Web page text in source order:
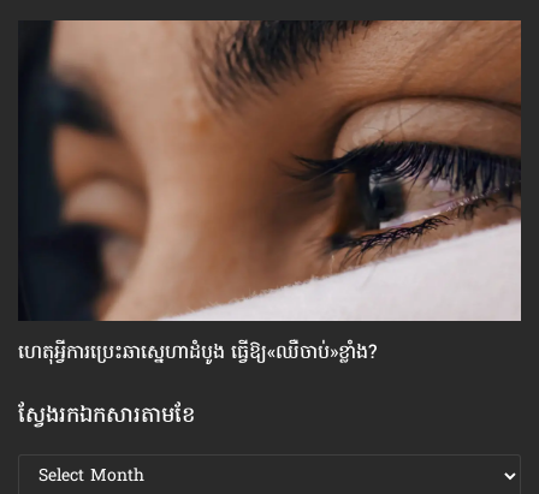
ហេតុអ្វី​ការប្រេះឆា​ស្នេហា​ដំបូង ធ្វើ​ឱ្យ​«ឈឺចាប់»​ខ្លាំង?
ស្វែងរកឯកសារតាមខែ
ស្វែងរក
ឯកសារ